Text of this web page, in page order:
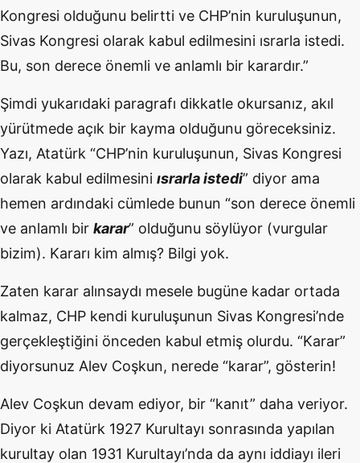
Kongresi olduğunu belirtti ve CHP’nin kuruluşunun,
Sivas Kongresi olarak kabul edilmesini ısrarla istedi.
Bu, son derece önemli ve anlamlı bir karardır.”
Şimdi yukarıdaki paragrafı dikkatle okursanız, akıl
yürütmede açık bir kayma olduğunu göreceksiniz.
Yazı, Atatürk “CHP’nin kuruluşunun, Sivas Kongresi
olarak kabul edilmesini ısrarla istedi” diyor ama
hemen ardındaki cümlede bunun “son derece önemli
ve anlamlı bir karar” olduğunu söylüyor (vurgular
bizim). Kararı kim almış? Bilgi yok.
Zaten karar alınsaydı mesele bugüne kadar ortada
kalmaz, CHP kendi kuruluşunun Sivas Kongresi’nde
gerçekleştiğini önceden kabul etmiş olurdu. “Karar”
diyorsunuz Alev Coşkun, nerede “karar”, gösterin!
Alev Coşkun devam ediyor, bir “kanıt” daha veriyor.
Diyor ki Atatürk 1927 Kurultayı sonrasında yapılan
kurultay olan 1931 Kurultayı’nda da aynı iddiayı ileri